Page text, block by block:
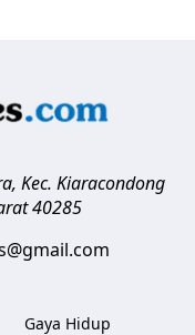
Kec. Kiaracondong
40285
Gaya Hidup